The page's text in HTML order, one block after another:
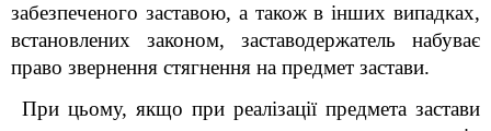
забезпеченого заставою, а також в інших випадках,
встановлених законом, заставодержатель набуває
право звернення стягнення на предмет застави.
При цьому, якщо при реалізації предмета застави